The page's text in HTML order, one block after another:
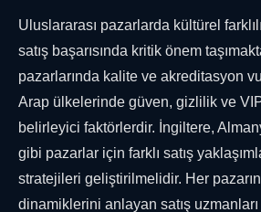
Uluslararası pazarlarda kültürel
satış başarısında kritik önem
pazarlarında kalite ve akreditasyon
Arap ülkelerinde güven, gizlilik ve
belirleyici faktörlerdir. İngiltere,
gibi pazarlar için farklı satış
stratejileri geliştirilmelidir. Her
dinamiklerini anlayan satış